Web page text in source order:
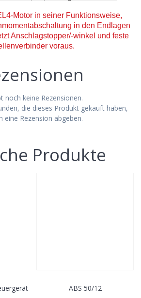
Motor in seiner Funktionsweise,
in den Endlagen
Anschlagstopper/-winkel und feste
voraus.
noch keine Rezensionen.
die dieses Produkt gekauft haben,
eine Rezension abgeben.
Produkte
ABS 50/12